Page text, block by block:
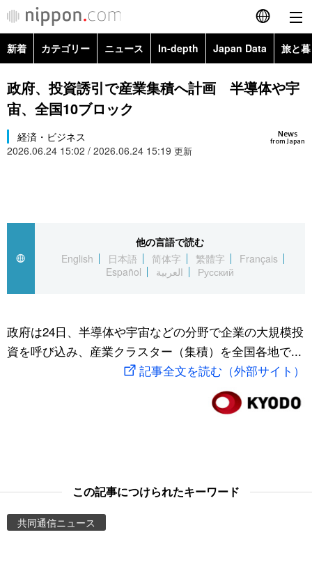
English
简体字
Русский
カテゴリー
国際
社会
文化
アーカイブ
Japan Data
旅と暮らし
動画/Live
Images
People
新着 カテゴリー ニュース In-depth Japan Data 旅と
政治・外交
経済・ビジネス
国際・海外
文化
科学・技術
暮らし
スポーツ・東京2020
Topics
政府、投資誘引で産業集積へ計画 半導体や宇
宙、全国10ブロック
News
from Japan
経済・ビジネス
2026.06.24 15:02 / 2026.06.24 15:19 更新
他の言語で読む
English
日本語 简体字 繁體字
Français
Español
العربية Русский
政府は24日、半導体や宇宙などの分野で企業の大規模投
資を呼び込み、産業クラスター（集積）を全国各地で...
記事全文を読む（外部サイト）
この記事につけられたキーワード
共同通信ニュース